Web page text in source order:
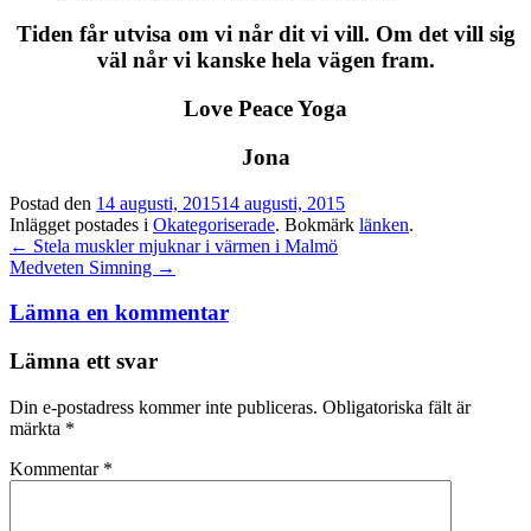
Tiden får utvisa om vi når dit vi vill. Om det vill sig
väl når vi kanske hela vägen fram.
Love Peace Yoga
Jona
Postad den 14 augusti, 201514 augusti, 2015
Inlägget postades i Okategoriserade. Bokmärk länken.
Inläggsnavigation
← Stela muskler mjuknar i värmen i Malmö
Medveten Simning →
Lämna en kommentar
Lämna ett svar
Din e-postadress kommer inte publiceras. Obligatoriska fält är
märkta *
Kommentar *